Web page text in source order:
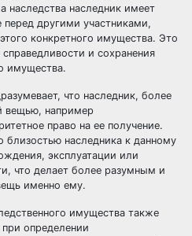
наследства наследник имеет
перед другими участниками,
конкретного имущества. Это
и сохранения
имущества.
что наследник, более
вещью, например
право на ее получение.
наследника к данному
эксплуатации или
что делает более разумным и
именно ему.
имущества также
определении